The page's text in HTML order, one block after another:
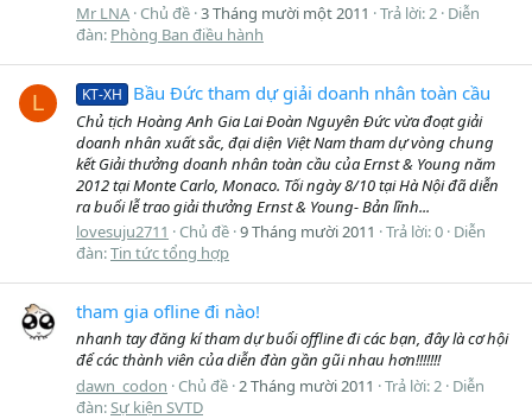
Mr LNA Chủ đề 3 Tháng mười một 2011 Trả lời: 2 Diễn
đàn: Phòng Ban điều hành
L KT-XH Bầu Đức tham dự giải doanh nhân toàn cầu
Chủ tịch Hoàng Anh Gia Lai Đoàn Nguyên Đức vừa đoạt giải
doanh nhân xuất sắc, đại diện Việt Nam tham dự vòng chung
kết Giải thưởng doanh nhân toàn cầu của Ernst & Young năm
2012 tại Monte Carlo, Monaco. Tối ngày 8/10 tại Hà Nội đã diễn
ra buổi lễ trao giải thưởng Ernst & Young- Bản lĩnh...
lovesuju2711
Chủ đề 9 Tháng mười 2011 Trả lời: 0 Diễn
đàn:Tin tức tổng hợp
tham gia ofline đi nào!
nhanh tay đăng kí tham dự buổi offline đi các bạn, đây là cơ hội
để các thành viên của diễn đàn gần gũi nhau hơn!!!!!!!
dawn_codon Chủ đề 2 Tháng mười 2011 Trả lời: 2 Diễn
đàn:Sự kiện SVTD